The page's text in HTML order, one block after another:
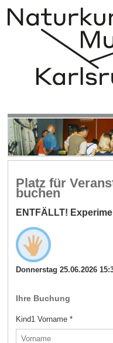
Platz für
buchen
ENTFÄLLT!
Donnerstag 25.06.2026
Ihre Buchung
Kind1 Vorname *